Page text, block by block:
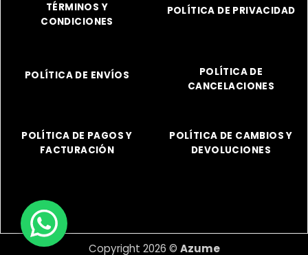
TÉRMINOS Y
CONDICIONES
POLÍTICA DE PRIVACIDAD
POLÍTICA DE ENVÍOS
POLÍTICA DE
CANCELACIONES
POLÍTICA DE PAGOS Y
FACTURACIÓN
POLÍTICA DE CAMBIOS Y
DEVOLUCIONES
Copyright 2026 © Azume